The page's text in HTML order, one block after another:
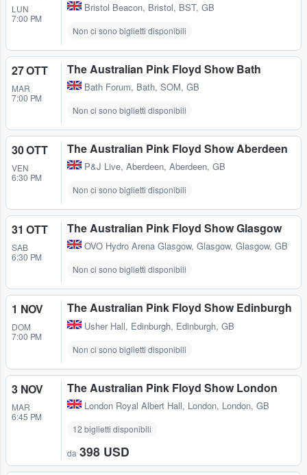
LUN
7:00 PM
Bristol Beacon, Bristol, BST, GB
Non ci sono biglietti disponibili
27 OTT
MAR
7:00 PM
The Australian Pink Floyd Show Bath
Bath Forum, Bath, SOM, GB
Non ci sono biglietti disponibili
30 OTT
VEN
6:30 PM
The Australian Pink Floyd Show Aberdeen
P&J Live, Aberdeen, Aberdeen, GB
Non ci sono biglietti disponibili
31 OTT
SAB
6:30 PM
The Australian Pink Floyd Show Glasgow
OVO Hydro Arena Glasgow, Glasgow, Glasgow, GB
Non ci sono biglietti disponibili
1 NOV
DOM
7:00 PM
The Australian Pink Floyd Show Edinburgh
Usher Hall, Edinburgh, Edinburgh, GB
Non ci sono biglietti disponibili
3 NOV
MAR
6:45 PM
The Australian Pink Floyd Show London
London Royal Albert Hall, London, London, GB
12 biglietti disponibili
da 398 USD